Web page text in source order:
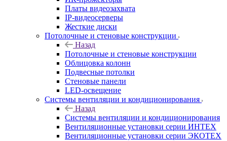
Платы видеозахвата
IP-видеосерверы
Жесткие диски
Потолочные и стеновые конструкции
Назад
Потолочные и стеновые конструкции
Облицовка колонн
Подвесные потолки
Стеновые панели
LED-освещение
Системы вентиляции и кондиционирования
Назад
Системы вентиляции и кондиционирования
Вентиляционные установки серии ИНТЕХ
Вентиляционные установки серии ЭКОТЕХ